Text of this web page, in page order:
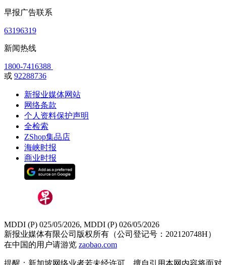
早报广告联系
63196319
新闻热线
1800-7416388
或 92288736
新报业媒体网站
网络条款
个人资料保护声明
全检索
ZShop集品店
海峡时报
商业时报
MDDI (P) 025/05/2026, MDDI (P) 026/05/2026
新报业媒体有限公司版权所有（公司登记号：202120748H）
在中国的用户请游览 zaobao.com